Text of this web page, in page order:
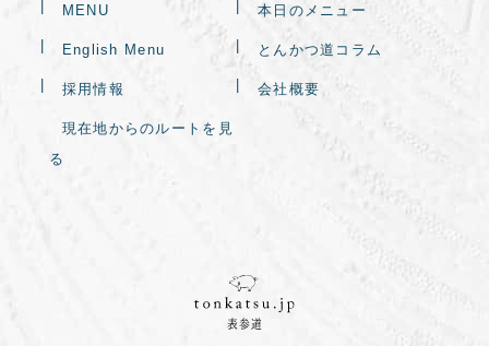
MENU 本日のメニュー
English Menu とんかつ道コラム
採用情報 会社概要
現在地からのルートを見
る